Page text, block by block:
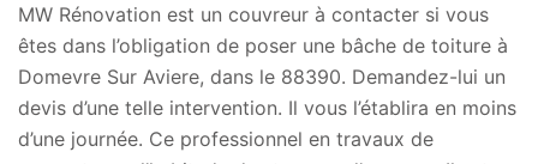
MW Rénovation est un couvreur à contacter si vous
êtes dans l’obligation de poser une bâche de toiture à
Domevre Sur Aviere, dans le 88390. Demandez-lui un
devis d’une telle intervention. Il vous l’établira en moins
d’une journée. Ce professionnel en travaux de